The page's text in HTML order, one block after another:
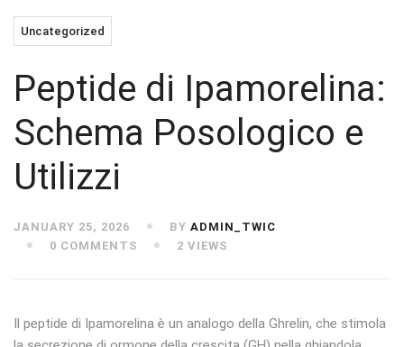
Uncategorized
Peptide di Ipamorelina:
Schema Posologico e
Utilizzi
JANUARY 25, 2026 BY ADMIN_TWIC
0 COMMENTS
2 VIEWS
Il peptide di Ipamorelina è un analogo della Ghrelin, che stimola